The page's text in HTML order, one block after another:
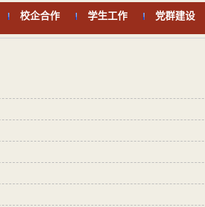
校企合作 学生工作 党群建设